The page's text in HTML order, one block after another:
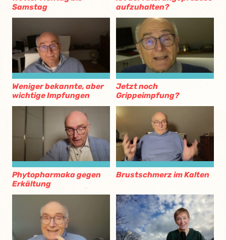
Samstag
aufzuhalten?
Weniger bekannte, aber
wichtige Impfungen
Jetzt noch
Grippeimpfung?
Phytopharmaka gegen
Erkältung
Brustschmerz im Kalten